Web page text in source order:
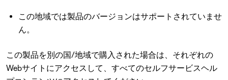
この地域では製品のバージョンはサポートされていませ
ん。
この製品を別の国/地域で購入された場合は、それぞれの
Webサイトにアクセスして、すべてのセルフサービスヘル